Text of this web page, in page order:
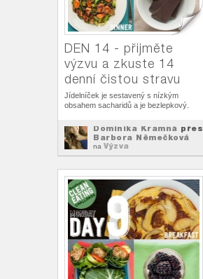
DEN 14 - přijměte
výzvu a zkuste 14
denní čistou stravu
Jídelníček je sestavený s nízkým
obsahem sacharidů a je bezlepkový.
Dominika Kramná přes
Barbora Němečková
na Výzva